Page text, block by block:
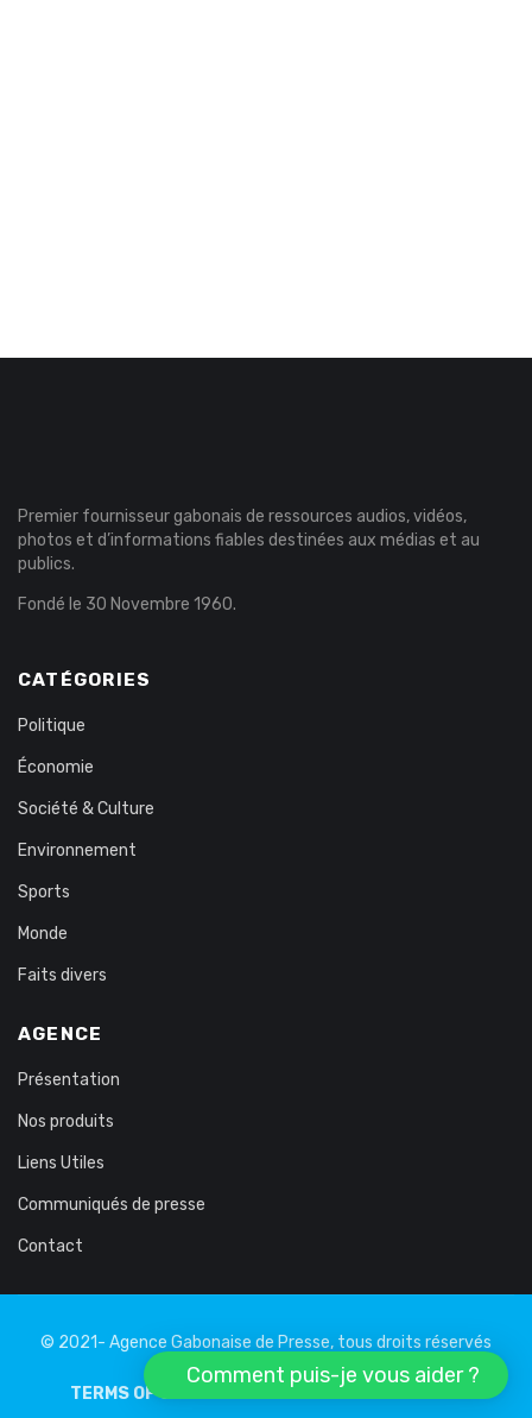
Premier fournisseur gabonais de ressources audios, vidéos,
photos et d’informations fiables destinées aux médias et au
publics.
Fondé le 30 Novembre 1960.
CATÉGORIES
Politique
Économie
Société & Culture
Environnement
Sports
Monde
Faits divers
AGENCE
Présentation
Nos produits
Liens Utiles
Communiqués de presse
Contact
© 2021- Agence Gabonaise de Presse, tous droits réservés
TERMS OF USE PRIVATE LIFE LEGAL NOTICE
Comment puis-je vous aider ?